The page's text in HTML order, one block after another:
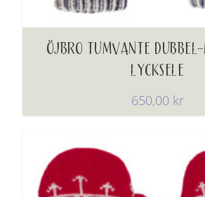
ÖJBRO TUMVANTE
LYCKSELE
650,00 kr